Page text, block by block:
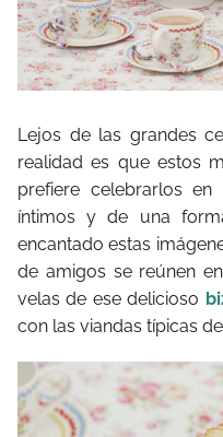
Lejos de las grandes
realidad es que estos
prefiere celebrarlos
íntimos y de una
encantado estas
de amigos se reúnen
velas de ese delicioso
con las viandas típicas